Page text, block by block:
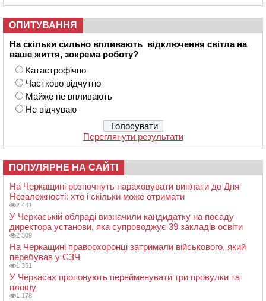
ОПИТУВАННЯ
На скільки сильно впливають відключення світла на
ваше життя, зокрема роботу?
Катастрофічно
Частково відчутно
Майже не впливають
Не відчуваю
Переглянути результати
ПОПУЛЯРНЕ НА САЙТІ
На Черкащині розпочнуть нараховувати виплати до Дня
Незалежності: хто і скільки може отримати
2 441
У Черкаській облраді визначили кандидатку на посаду
директора установи, яка супроводжує 39 закладів освіти
2 309
На Черкащині правоохоронці затримали військового, який
перебував у СЗЧ
1 351
У Черкасах пропонують перейменувати три провулки та
площу
1 178